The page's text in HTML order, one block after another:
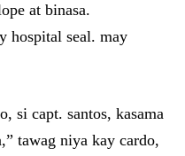
at binasa.
hospital seal. may
si capt. santos, kasama
tawag niya kay cardo,